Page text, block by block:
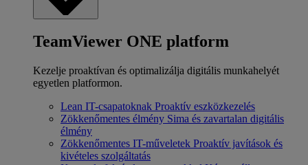
TeamViewer ONE platform
Kezelje proaktívan és optimalizálja digitális munkahelyét
egyetlen platformon.
Lean IT-csapatoknak Proaktív eszközkezelés
Zökkenőmentes élmény Sima és zavartalan digitális
élmény
Zökkenőmentes IT-műveletek Proaktív javítások és
kivételes szolgáltatás